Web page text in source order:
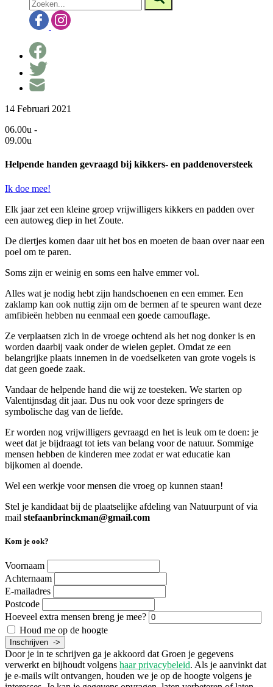
14 Februari 2021
06.00u -
09.00u
Helpende handen gevraagd bij kikkers- en paddenoversteek
Ik doe mee!
Elk jaar zet een kleine groep vrijwilligers kikkers en padden over
een autoweg diep in het Zoute.
De diertjes komen daar uit het bos en moeten de baan over naar een
poel om te paren.
Soms zijn er weinig en soms een halve emmer vol.
Alles wat je nodig hebt zijn handschoenen en een emmer. Een
zaklamp kan ook nuttig zijn om de bermen af te speuren want deze
amfibieën hebben nu eenmaal een goede camouflage.
Ze verplaatsen zich in de vroege ochtend als het nog donker is en
worden daarbij vaak onder de wielen geplet. Omdat ze een
belangrijke plaats innemen in de voedselketen van grote vogels is
dat geen goede zaak.
Vandaar de helpende hand die wij ze toesteken. We starten op
Valentijnsdag dit jaar. Dus nu ook voor deze springers de
symbolische dag van de liefde.
Er worden nog vrijwilligers gevraagd en het is leuk om te doen: je
weet dat je bijdraagt tot iets van belang voor de natuur. Sommige
mensen hebben de kinderen mee zodat er wat educatie kan
bijkomen al doende.
Wel een werkje voor mensen die vroeg op kunnen staan!
Stel je kandidaat bij de plaatselijke afdeling van Natuurpunt of via
mail stefaanbrinckman@gmail.com
Kom je ook?
Voornaam
Achternaam
E-mailadres
Postcode
Hoeveel extra mensen breng je mee?
Houd me op de hoogte
Door je in te schrijven ga je akkoord dat Groen je gegevens
verwerkt en bijhoudt volgens haar privacybeleid. Als je aanvinkt dat
je e-mails wilt ontvangen, houden we je op de hoogte volgens je